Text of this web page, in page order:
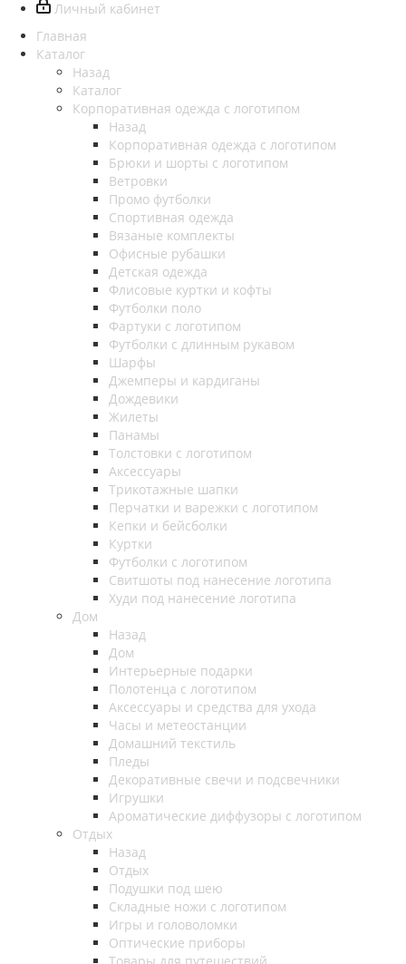
Личный кабинет
Главная
Каталог
Назад
Каталог
Корпоративная одежда с логотипом
Назад
Корпоративная одежда с логотипом
Брюки и шорты с логотипом
Ветровки
Промо футболки
Спортивная одежда
Вязаные комплекты
Офисные рубашки
Детская одежда
Флисовые куртки и кофты
Футболки поло
Фартуки с логотипом
Футболки с длинным рукавом
Шарфы
Джемперы и кардиганы
Дождевики
Жилеты
Панамы
Толстовки с логотипом
Аксессуары
Трикотажные шапки
Перчатки и варежки с логотипом
Кепки и бейсболки
Куртки
Футболки с логотипом
Свитшоты под нанесение логотипа
Худи под нанесение логотипа
Дом
Назад
Дом
Интерьерные подарки
Полотенца с логотипом
Аксессуары и средства для ухода
Часы и метеостанции
Домашний текстиль
Пледы
Декоративные свечи и подсвечники
Игрушки
Ароматические диффузоры с логотипом
Отдых
Назад
Отдых
Подушки под шею
Складные ножи с логотипом
Игры и головоломки
Оптические приборы